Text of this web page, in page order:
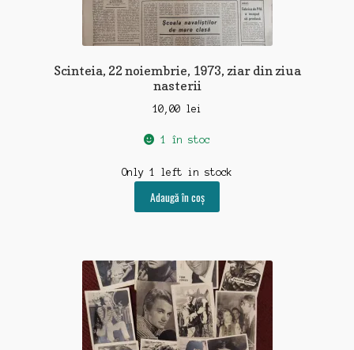
Scinteia, 22 noiembrie, 1973, ziar din ziua
nasterii
10,00 lei
1 în stoc
Only 1 left in stock
Adaugă în coș